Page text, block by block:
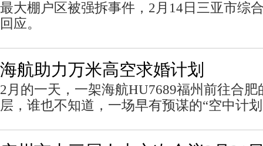
最大棚户区被强拆事件，2月14日三亚市综
回应。
海航助力万米高空求婚计划
2月的一天，一架海航HU7689福州前往合
层，谁也不知道，一场早有预谋的“空中计